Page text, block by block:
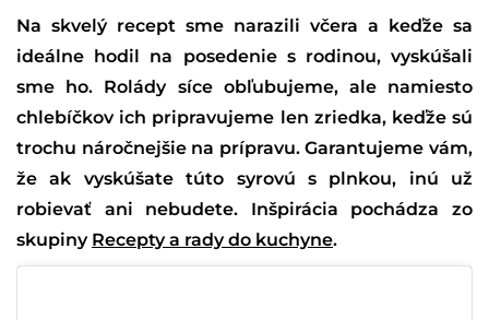
Na skvelý recept sme narazili včera a keďže sa
ideálne hodil na posedenie s rodinou, vyskúšali
sme ho. Rolády síce obľubujeme, ale namiesto
chlebíčkov ich pripravujeme len zriedka, keďže sú
trochu náročnejšie na prípravu. Garantujeme vám,
že ak vyskúšate túto syrovú s plnkou, inú už
robievať ani nebudete. Inšpirácia pochádza zo
skupiny Recepty a rady do kuchyne.